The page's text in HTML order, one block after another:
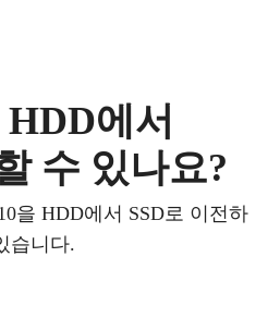
HDD에서
수 있나요?
을 HDD에서 SSD로 이전하
습니다.